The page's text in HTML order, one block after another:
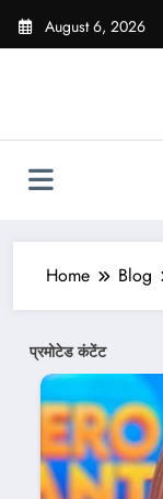
Skip
August 6, 2026
Home Blog